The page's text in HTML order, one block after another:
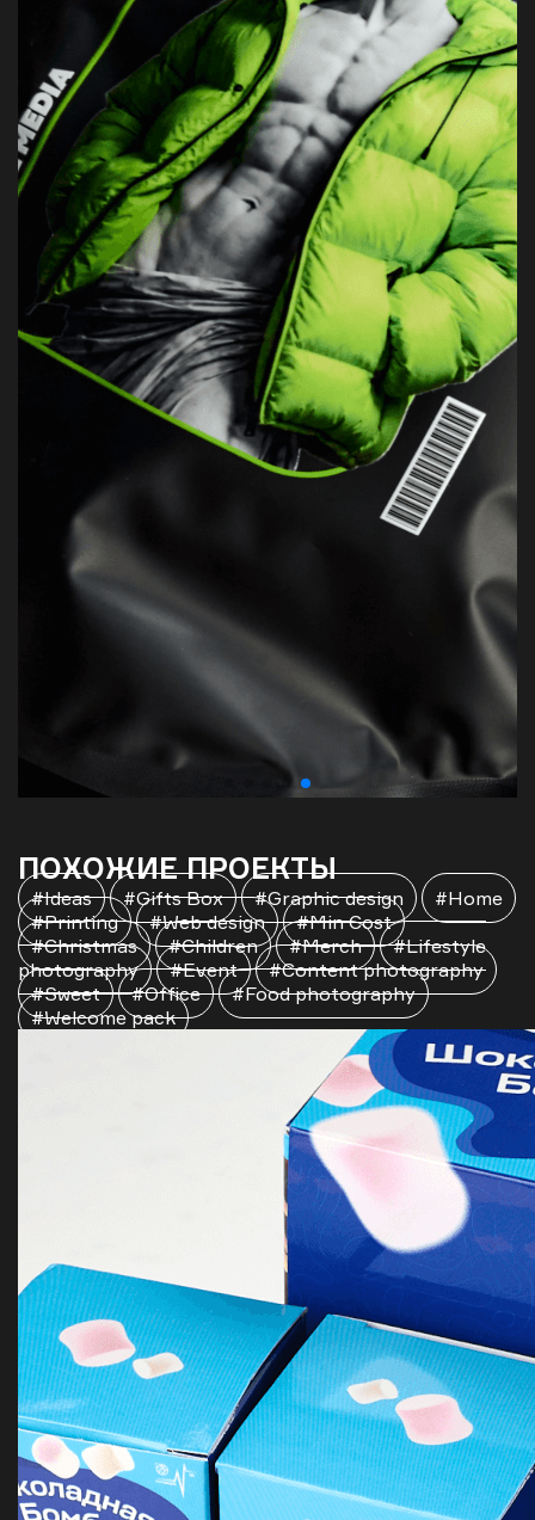
ПОХОЖИЕ ПРОЕКТЫ
#Ideas #Gifts Box #Graphic design
#Home
#Printing
#Web design
#Min Cost
#Christmas
#Children #Merch
#Lifestyle
photography
#Event
#Content photography
#Sweet
#Office
#Food photography
#Welcome pack